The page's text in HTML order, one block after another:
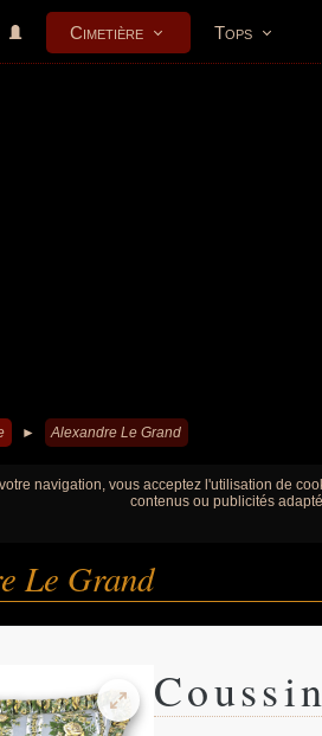
Cimetière Tops
► Alexandre Le Grand
navigation, vous acceptez l'utilisation de
contenus ou publicités
Le Grand